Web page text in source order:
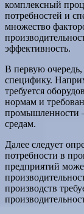
комплексный
потребностей и
множество
эффективность.
В первую очередь,
специфику.
требуется
нормам и
промышленности
средам.
Далее следует
потребности в
предприятий
производств